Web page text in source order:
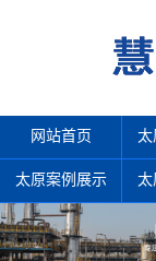
网站首页 太
太原案例展示 太